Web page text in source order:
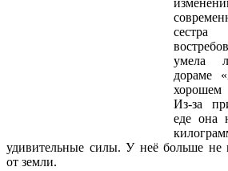
умела
дораме
хорошем
Из-за
еде она
удивительные силы. У неё больше не
от земли.